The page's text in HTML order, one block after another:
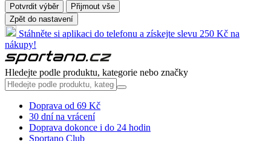
Potvrdit výběr
Přijmout vše
Zpět do nastavení
Stáhněte si aplikaci do telefonu a získejte slevu 250 Kč na
nákupy!
Hledejte podle produktu, kategorie nebo značky
Doprava od 69 Kč
30 dní na vrácení
Doprava dokonce i do 24 hodin
Sportano Club